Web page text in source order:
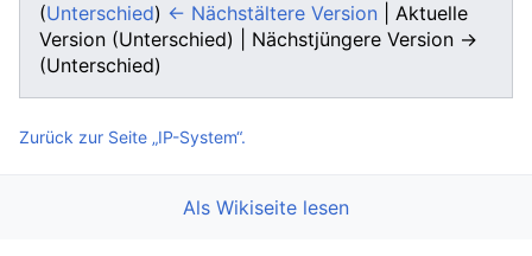
(Unterschied) ← Nächstältere Version | Aktuelle
Version (Unterschied) | Nächstjüngere Version →
(Unterschied)
Zurück zur Seite „IP-System“.
Als Wikiseite lesen